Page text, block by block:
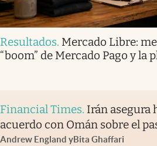
Resultados. Mercado Libre:
“boom” de Mercado Pago y la
Financial Times. Irán asegura
acuerdo con Omán sobre el
Andrew England yBita Ghaffari